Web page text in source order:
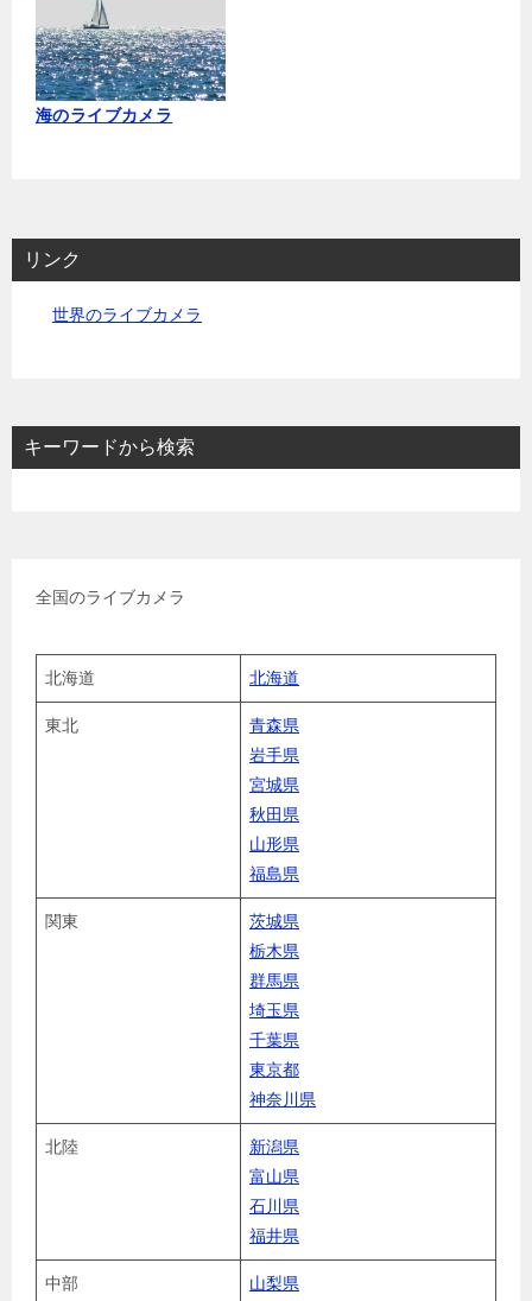
海のライブカメラ
リンク
世界のライブカメラ
キーワードから検索
全国のライブカメラ
北海道 北海道
東北
青森県
岩手県
宮城県
秋田県
山形県
福島県
関東
茨城県
栃木県
群馬県
埼玉県
千葉県
東京都
神奈川県
北陸
新潟県
富山県
石川県
福井県
中部
山梨県